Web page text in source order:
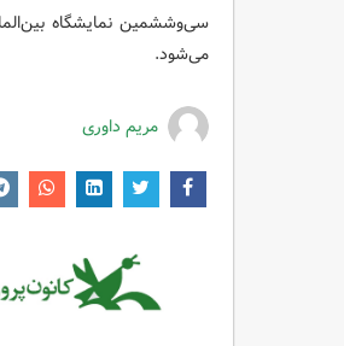
می‌شود.
مریم داوری